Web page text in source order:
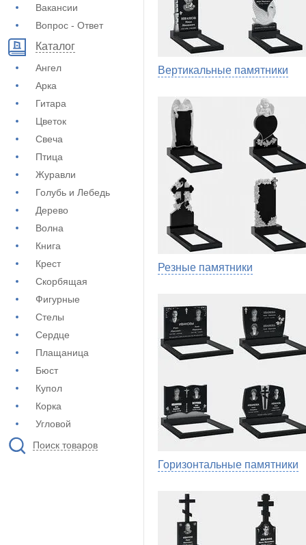
Вакансии
Вопрос - Ответ
Каталог
Ангел
Арка
Гитара
Цветок
Свеча
Птица
Журавли
Голубь и Лебедь
Дерево
Волна
Книга
Крест
Скорбящая
Фигурные
Стелы
Сердце
Плащаница
Бюст
Купол
Корка
Угловой
Поиск товаров
Вертикальные памятники
Резные памятники
Горизонтальные памятники